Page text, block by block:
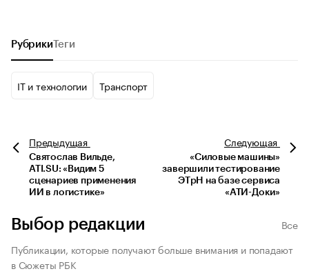
Рубрики Теги
IT и технологии Транспорт
Предыдущая
Святослав Вильде,
ATI.SU: «Видим 5
сценариев применения
ИИ в логистике»
Следующая
«Силовые машины»
завершили тестирование
ЭТрН на базе сервиса
«АТИ-Доки»
Выбор редакции
Все
Публикации, которые получают больше внимания и попадают
в Сюжеты РБК